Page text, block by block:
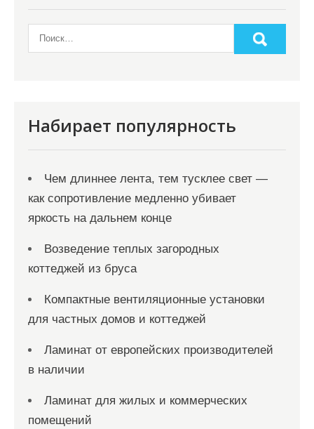
Набирает популярность
Чем длиннее лента, тем тусклее свет —
как сопротивление медленно убивает
яркость на дальнем конце
Возведение теплых загородных
коттеджей из бруса
Компактные вентиляционные установки
для частных домов и коттеджей
Ламинат от европейских производителей
в наличии
Ламинат для жилых и коммерческих
помещений